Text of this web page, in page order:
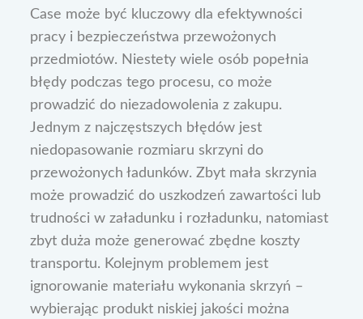
Case może być kluczowy dla efektywności
pracy i bezpieczeństwa przewożonych
przedmiotów. Niestety wiele osób popełnia
błędy podczas tego procesu, co może
prowadzić do niezadowolenia z zakupu.
Jednym z najczęstszych błędów jest
niedopasowanie rozmiaru skrzyni do
przewożonych ładunków. Zbyt mała skrzynia
może prowadzić do uszkodzeń zawartości lub
trudności w załadunku i rozładunku, natomiast
zbyt duża może generować zbędne koszty
transportu. Kolejnym problemem jest
ignorowanie materiału wykonania skrzyń –
wybierając produkt niskiej jakości można